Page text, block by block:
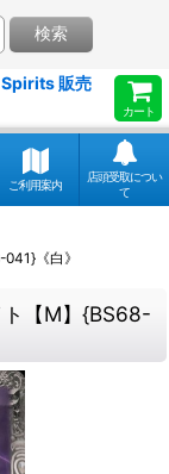
カート
検索
ご利用案内
店頭受取につい
て
《白》
【M】{BS68-